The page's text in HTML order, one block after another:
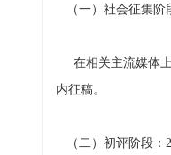
（一）社会征集阶
在相关主流媒体上
内征稿。
（二）初评阶段：